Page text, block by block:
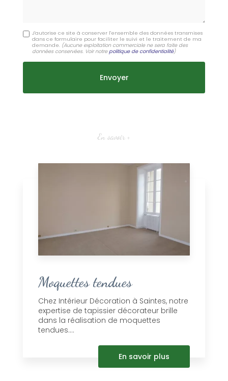
J'autorise ce site à conserver l'ensemble des données transmises
dans ce formulaire pour faciliter le suivi et le traitement de ma
demande. (Aucune exploitation commerciale ne sera faite des
données conservées. Voir notrepolitique de confidentialité)
En savoir +
Moquettes tendues
Chez Intérieur Décoration à Saintes, notre
expertise de tapissier décorateur brille
dans la réalisation de moquettes
tendues....
En savoir plus